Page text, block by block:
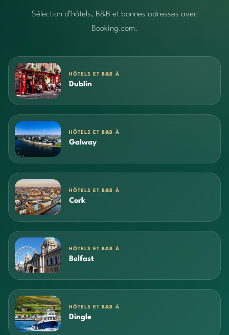
Sélection d’hôtels, B&B et bonnes adresses avec
Booking.com.
HÔTELS ET B&B À
Dublin
HÔTELS ET B&B À
Galway
HÔTELS ET B&B À
Cork
HÔTELS ET B&B À
Belfast
HÔTELS ET B&B À
Dingle